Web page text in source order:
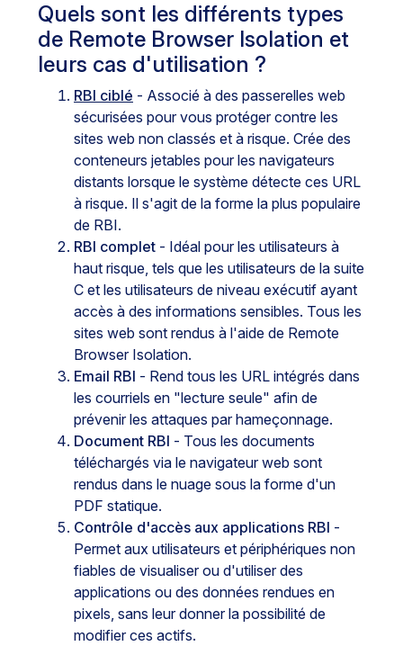
Quels sont les différents types
de Remote Browser Isolation et
leurs cas d'utilisation ?
RBI ciblé - Associé à des passerelles web
sécurisées pour vous protéger contre les
sites web non classés et à risque. Crée des
conteneurs jetables pour les navigateurs
distants lorsque le système détecte ces URL
à risque. Il s'agit de la forme la plus populaire
de RBI.
RBI complet - Idéal pour les utilisateurs à
haut risque, tels que les utilisateurs de la suite
C et les utilisateurs de niveau exécutif ayant
accès à des informations sensibles. Tous les
sites web sont rendus à l'aide de Remote
Browser Isolation.
Email RBI - Rend tous les URL intégrés dans
les courriels en "lecture seule" afin de
prévenir les attaques par hameçonnage.
Document RBI - Tous les documents
téléchargés via le navigateur web sont
rendus dans le nuage sous la forme d'un
PDF statique.
Contrôle d'accès aux applications RBI -
Permet aux utilisateurs et périphériques non
fiables de visualiser ou d'utiliser des
applications ou des données rendues en
pixels, sans leur donner la possibilité de
modifier ces actifs.